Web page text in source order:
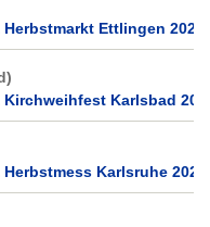
Ettlingen 2026
Karlsbad
Karlsruhe 2026